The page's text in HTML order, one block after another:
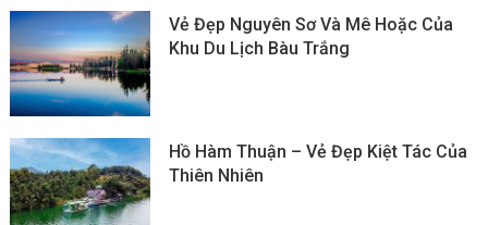
Vẻ Đẹp Nguyên Sơ Và Mê Hoặc Của
Khu Du Lịch Bàu Trắng
Hồ Hàm Thuận – Vẻ Đẹp Kiệt Tác Của
Thiên Nhiên